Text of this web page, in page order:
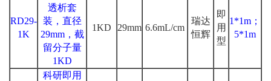
RD29-
1K
透析套
装，直径
29mm，截
留分子量
1KD
1KD 29mm 6.6mL/cm
瑞达
恒辉
即
用
型
1*1m；
5*1m
科研即用